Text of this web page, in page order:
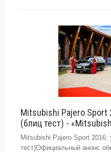
Mitsubishi Pajero Sport
(блиц тест) -
Mitsubishi Pajero Sport 2016:
тест)Официальный анонс